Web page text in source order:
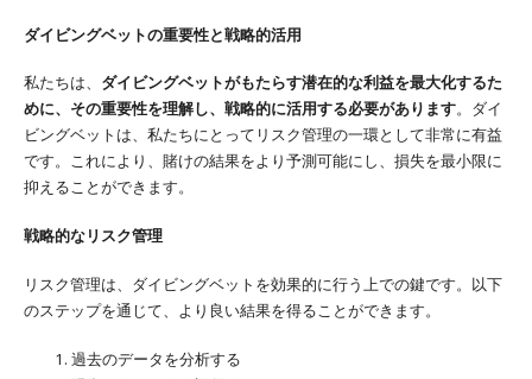
ダイビングベットの重要性と戦略的活用
私たちは、 ダイビングベットがもたらす潜在的な利益を最大化するた
めに、その重要性を理解し、戦略的に活用する必要があります。ダイ
ビングベットは、私たちにとってリスク管理の一環として非常に有益
です。これにより、賭けの結果をより予測可能にし、損失を最小限に
抑えることができます。
戦略的なリスク管理
リスク管理は、ダイビングベットを効果的に行う上での鍵です。以下
のステップを通じて、より良い結果を得ることができます。
過去のデータを分析する